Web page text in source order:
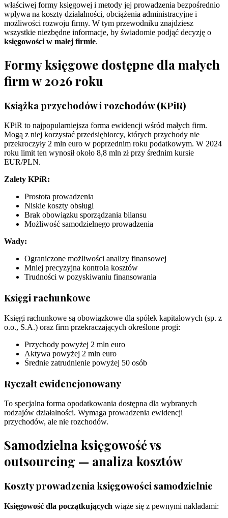
właściwej formy księgowej i metody jej prowadzenia bezpośrednio
wpływa na koszty działalności, obciążenia administracyjne i
możliwości rozwoju firmy. W tym przewodniku znajdziesz
wszystkie niezbędne informacje, by świadomie podjąć decyzję o
księgowości w małej firmie.
Formy księgowe dostępne dla małych
firm w 2026 roku
Książka przychodów i rozchodów (KPiR)
KPiR to najpopularniejsza forma ewidencji wśród małych firm.
Mogą z niej korzystać przedsiębiorcy, których przychody nie
przekroczyły 2 mln euro w poprzednim roku podatkowym. W 2024
roku limit ten wynosił około 8,8 mln zł przy średnim kursie
EUR/PLN.
Zalety KPiR:
Prostota prowadzenia
Niskie koszty obsługi
Brak obowiązku sporządzania bilansu
Możliwość samodzielnego prowadzenia
Wady:
Ograniczone możliwości analizy finansowej
Mniej precyzyjna kontrola kosztów
Trudności w pozyskiwaniu finansowania
Księgi rachunkowe
Księgi rachunkowe są obowiązkowe dla spółek kapitałowych (sp. z
o.o., S.A.) oraz firm przekraczających określone progi:
Przychody powyżej 2 mln euro
Aktywa powyżej 2 mln euro
Średnie zatrudnienie powyżej 50 osób
Ryczałt ewidencjonowany
To specjalna forma opodatkowania dostępna dla wybranych
rodzajów działalności. Wymaga prowadzenia ewidencji
przychodów, ale nie rozchodów.
Samodzielna księgowość vs
outsourcing — analiza kosztów
Koszty prowadzenia księgowości samodzielnie
Księgowość dla początkujących wiąże się z pewnymi nakładami: